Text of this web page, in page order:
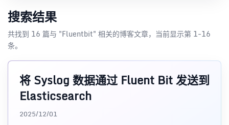
搜索结果
共找到 16 篇与 "Fluentbit" 相关的博客文章，当前显示第 1-16
条。
将 Syslog 数据通过 Fluent Bit 发送到
Elasticsearch
2025/12/01